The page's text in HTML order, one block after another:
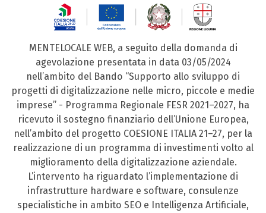
MENTELOCALE WEB, a seguito della domanda di
agevolazione presentata in data 03/05/2024
nell’ambito del Bando “Supporto allo sviluppo di
progetti di digitalizzazione nelle micro, piccole e medie
imprese” - Programma Regionale FESR 2021–2027, ha
ricevuto il sostegno finanziario dell’Unione Europea,
nell’ambito del progetto COESIONE ITALIA 21–27, per la
realizzazione di un programma di investimenti volto al
miglioramento della digitalizzazione aziendale.
L’intervento ha riguardato l’implementazione di
infrastrutture hardware e software, consulenze
specialistiche in ambito SEO e Intelligenza Artificiale,